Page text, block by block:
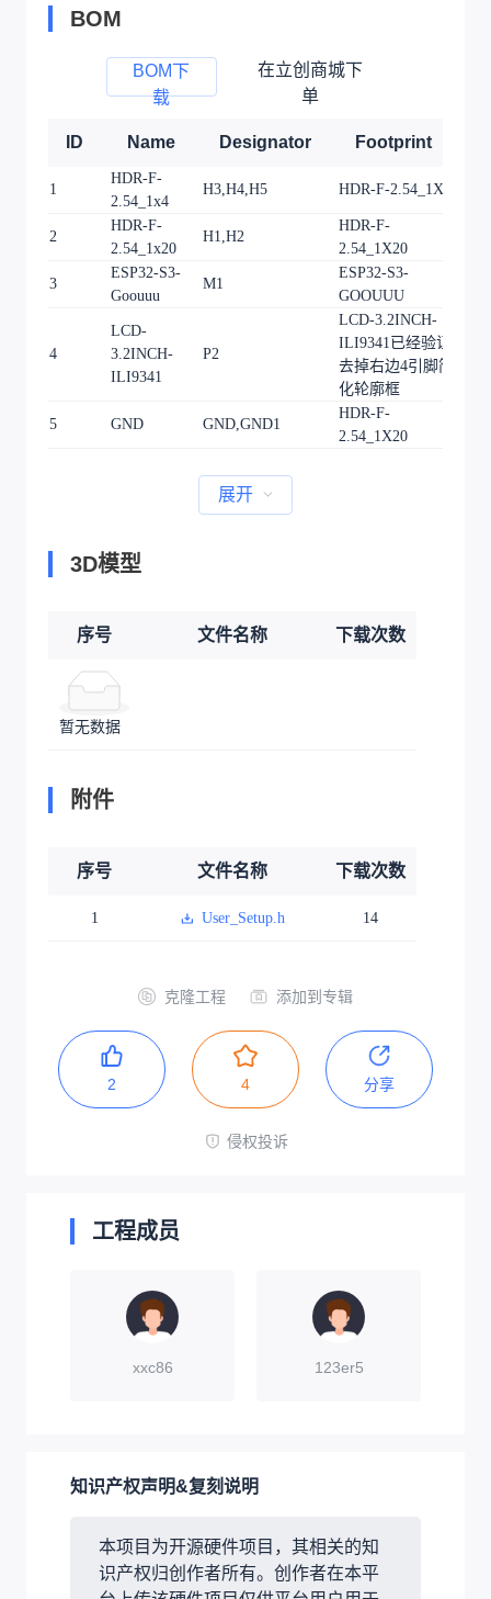
BOM
BOM下
载
在立创商城下
单
ID Name Designator Footprint
1
HDR-F-
2.54_1x4
H3,H4,H5 HDR-F-2.54_1X4
2
HDR-F-
2.54_1x20
H1,H2
HDR-F-
2.54_1X20
3
ESP32-S3-
Goouuu
M1
ESP32-S3-
GOOUUU
4
LCD-
3.2INCH-
ILI9341
P2
LCD-3.2INCH-
ILI9341已经验证-
去掉右边4引脚简
化轮廓框
5 GND GND,GND1
HDR-F-
2.54_1X20
展开
3D模型
序号 文件名称 下载次数
暂无数据
附件
序号 文件名称 下载次数
1 User_Setup.h 14
克隆工程 添加到专辑
2 4 分享
侵权投诉
工程成员
xxc86 123er5
知识产权声明&复刻说明
本项目为开源硬件项目，其相关的知
识产权归创作者所有。创作者在本平